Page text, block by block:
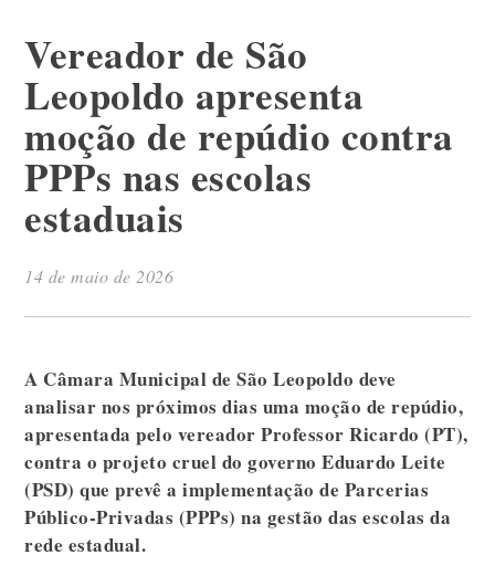
Vereador de São
Leopoldo apresenta
moção de repúdio contra
PPPs nas escolas
estaduais
14 de maio de 2026
A Câmara Municipal de São Leopoldo deve
analisar nos próximos dias uma moção de repúdio,
apresentada pelo vereador Professor Ricardo (PT),
contra o projeto cruel do governo Eduardo Leite
(PSD) que prevê a implementação de Parcerias
Público-Privadas (PPPs) na gestão das escolas da
rede estadual.